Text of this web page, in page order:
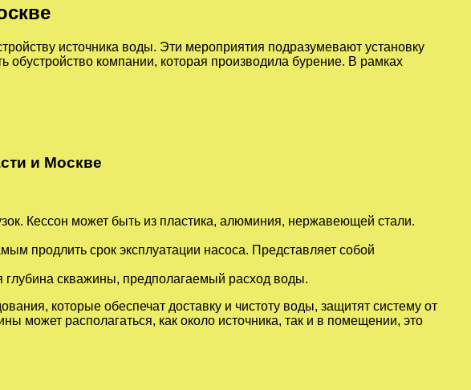
источника воды. Эти мероприятия подразумевают установку
обустройство компании, которая производила бурение. В рамках
и Москве
Кессон может быть из пластика, алюминия, нержавеющей стали.
продлить срок эксплуатации насоса. Представляет собой
глубина скважины, предполагаемый расход воды.
которые обеспечат доставку и чистоту воды, защитят систему от
может располагаться, как около источника, так и в помещении, это